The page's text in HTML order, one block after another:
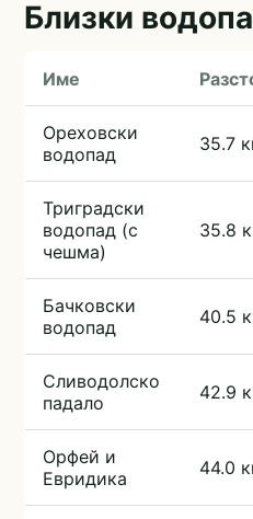
Близки
Име
Ореховски
водопад
35.7
Триградски
водопад (с
чешма)
35.8
Бачковски
водопад
40.5
Сливодолско
падало
42.9
Орфей и
Евридика
44.0